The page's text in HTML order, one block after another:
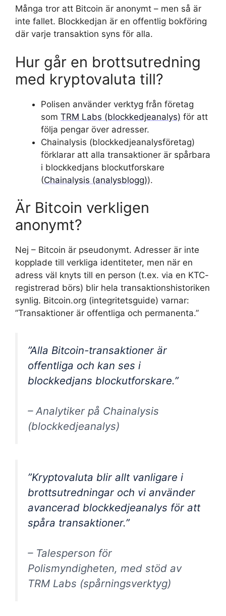
Många tror att Bitcoin är anonymt – men så är
inte fallet. Blockkedjan är en offentlig bokföring
där varje transaktion syns för alla.
Hur går en brottsutredning
med kryptovaluta till?
Polisen använder verktyg från företag
som TRM Labs (blockkedjeanalys) för att
följa pengar över adresser.
Chainalysis (blockkedjeanalysföretag)
förklarar att alla transaktioner är spårbara
i blockkedjans blockutforskare
(Chainalysis (analysblogg)).
Är Bitcoin verkligen
anonymt?
Nej – Bitcoin är pseudonymt. Adresser är inte
kopplade till verkliga identiteter, men när en
adress väl knyts till en person (t.ex. via en KTC-
registrerad börs) blir hela transaktionshistoriken
synlig. Bitcoin.org (integritetsguide) varnar:
”Transaktioner är offentliga och permanenta.”
”Alla Bitcoin-transaktioner är
offentliga och kan ses i
blockkedjans blockutforskare.”
– Analytiker på Chainalysis
(blockkedjeanalys)
”Kryptovaluta blir allt vanligare i
brottsutredningar och vi använder
avancerad blockkedjeanalys för att
spåra transaktioner.”
– Talesperson för
Polismyndigheten, med stöd av
TRM Labs (spårningsverktyg)